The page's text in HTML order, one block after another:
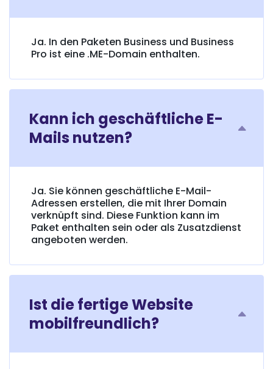
Ja. In den Paketen Business und Business
Pro ist eine .ME-Domain enthalten.
Kann ich geschäftliche E-
Mails nutzen?
Ja. Sie können geschäftliche E-Mail-
Adressen erstellen, die mit Ihrer Domain
verknüpft sind. Diese Funktion kann im
Paket enthalten sein oder als Zusatzdienst
angeboten werden.
Ist die fertige Website
mobilfreundlich?